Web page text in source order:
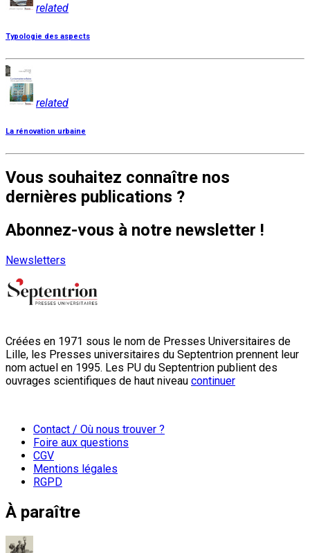
related
Typologie des aspects
related
La rénovation urbaine
Vous souhaitez connaître nos
dernières publications ?
Abonnez-vous à notre newsletter !
Newsletters
Créées en 1971 sous le nom de Presses Universitaires de
Lille, les Presses universitaires du Septentrion prennent leur
nom actuel en 1995. Les PU du Septentrion publient des
ouvrages scientifiques de haut niveau continuer
Contact / Où nous trouver ?
Foire aux questions
CGV
Mentions légales
RGPD
À paraître